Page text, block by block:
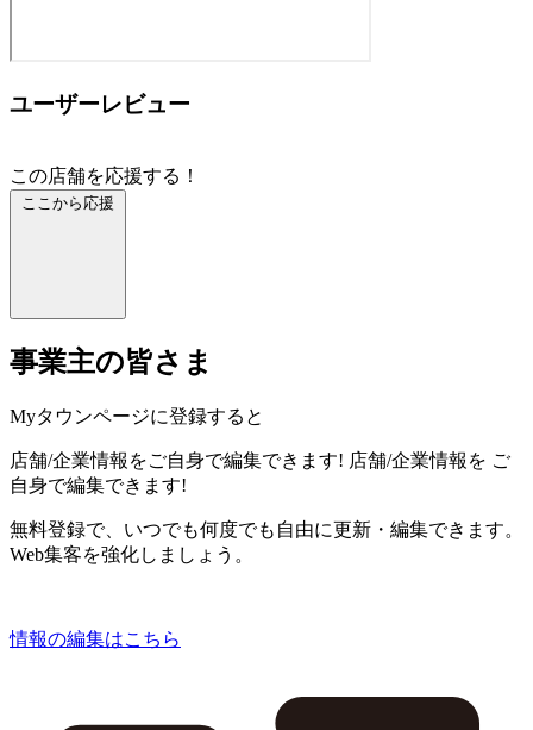
ユーザーレビュー
この店舗を応援する！
ここから応援
事業主の皆さま
Myタウンページに登録すると
店舗/企業情報をご自身で編集できます! 店舗/企業情報を ご
自身で編集できます!
無料登録で、いつでも何度でも自由に更新・編集できます。
Web集客を強化しましょう。
情報の編集はこちら